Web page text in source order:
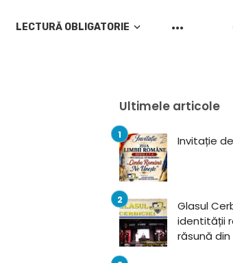
LECTURĂ OBLIGATORIE
Ultimele articole
Invitație
Glasul
identității
răsună din